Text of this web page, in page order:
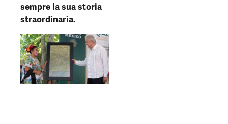
sempre la sua storia
straordinaria.